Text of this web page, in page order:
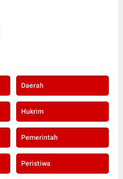
Daerah
Hukrim
Pemerintah
Peristiwa